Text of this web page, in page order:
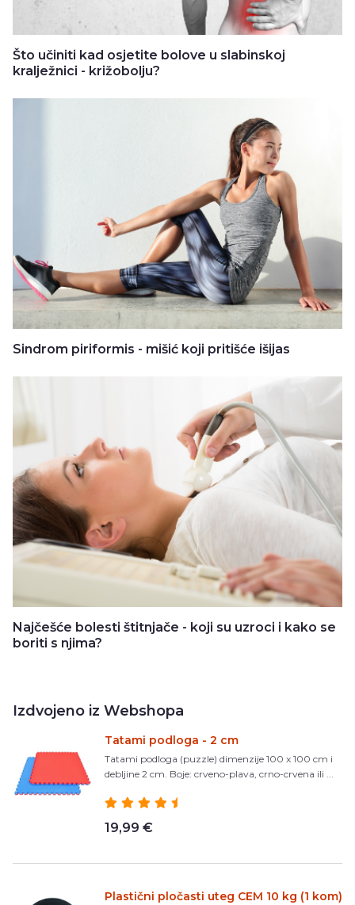
Što učiniti kad osjetite bolove u slabinskoj
kralježnici - križobolju?
Sindrom piriformis - mišić koji pritišće išijas
Najčešće bolesti štitnjače - koji su uzroci i kako se
boriti s njima?
Izdvojeno iz Webshopa
Tatami podloga - 2 cm
Tatami podloga (puzzle) dimenzije 100 x 100 cm i
debljine 2 cm. Boje: crveno-plava, crno-crvena ili ...
19,99 €
Plastični pločasti uteg CEM 10 kg (1 kom)